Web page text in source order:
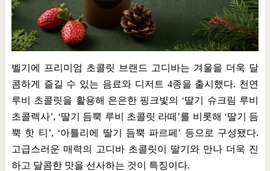
벨기에 프리미엄 초콜릿 브랜드 고디바는 겨울을 더욱 달
콤하게 즐길 수 있는 음료와 디저트 4종을 출시했다. 천연
루비 초콜릿을 활용해 은은한 핑크빛의 ‘딸기 슈크림 루비
초콜렉사’, ‘딸기 듬뿍 루비 초콜릿 라떼 ’를 비롯해 ‘딸기 듬
뿍 핫 티 ’, ‘아틀리에 딸기 듬뿍 파르페 ’ 등으로 구성됐다.
고급스러운 매력의 고디바 초콜릿이 딸기와 만나 더욱 진
하고 달콤한 맛을 선사하는 것이 특징이다.